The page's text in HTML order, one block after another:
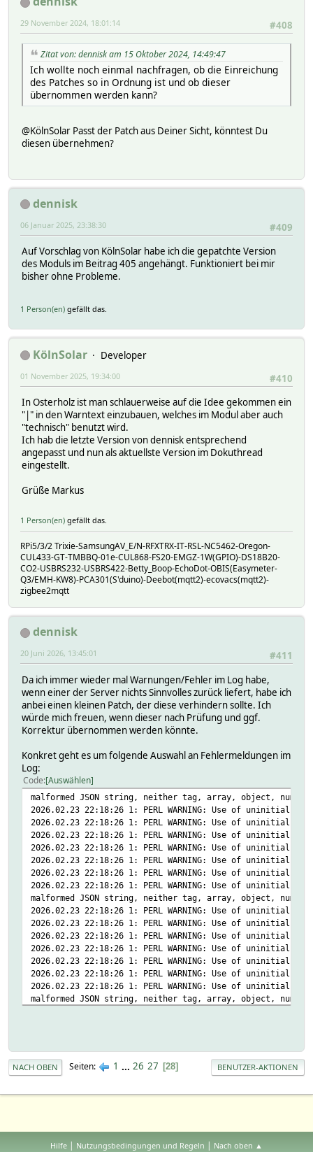
#408
29 November 2024, 18:01:14
Zitat von: dennisk am 15 Oktober 2024, 14:49:47
Ich wollte noch einmal nachfragen, ob die Einreichung
des Patches so in Ordnung ist und ob dieser
übernommen werden kann?
@KölnSolar Passt der Patch aus Deiner Sicht, könntest Du
diesen übernehmen?
dennisk
#409
06 Januar 2025, 23:38:30
Auf Vorschlag von KölnSolar habe ich die gepatchte Version
des Moduls im Beitrag 405 angehängt. Funktioniert bei mir
bisher ohne Probleme.
1 Person(en) gefällt das.
KölnSolar
Developer
#410
01 November 2025, 19:34:00
In Osterholz ist man schlauerweise auf die Idee gekommen ein
"|" in den Warntext einzubauen, welches im Modul aber auch
"technisch" benutzt wird.
Ich hab die letzte Version von dennisk entsprechend
angepasst und nun als aktuellste Version im Dokuthread
eingestellt.
Grüße Markus
1 Person(en) gefällt das.
RPi5/3/2 Trixie-SamsungAV_E/N-RFXTRX-IT-RSL-NC5462-Oregon-
CUL433-GT-TMBBQ-01e-CUL868-FS20-EMGZ-1W(GPIO)-DS18B20-
CO2-USBRS232-USBRS422-Betty_Boop-EchoDot-OBIS(Easymeter-
Q3/EMH-KW8)-PCA301(S'duino)-Deebot(mqtt2)-ecovacs(mqtt2)-
zigbee2mqtt
dennisk
#411
20 Juni 2026, 13:45:01
Da ich immer wieder mal Warnungen/Fehler im Log habe,
wenn einer der Server nichts Sinnvolles zurück liefert, habe ich
anbei einen kleinen Patch, der diese verhindern sollte. Ich
würde mich freuen, wenn dieser nach Prüfung und ggf.
Korrektur übernommen werden könnte.
Konkret geht es um folgende Auswahl an Fehlermeldungen im
Log:
Code Auswählen
malformed JSON string, neither tag, array, object,
2026.02.23 22:18:26 1: PERL WARNING: Use of
2026.02.23 22:18:26 1: PERL WARNING: Use of
2026.02.23 22:18:26 1: PERL WARNING: Use of
2026.02.23 22:18:26 1: PERL WARNING: Use of
2026.02.23 22:18:26 1: PERL WARNING: Use of
2026.02.23 22:18:26 1: PERL WARNING: Use of
2026.02.23 22:18:26 1: PERL WARNING: Use of
malformed JSON string, neither tag, array, object,
2026.02.23 22:18:26 1: PERL WARNING: Use of
2026.02.23 22:18:26 1: PERL WARNING: Use of
2026.02.23 22:18:26 1: PERL WARNING: Use of
2026.02.23 22:18:26 1: PERL WARNING: Use of
2026.02.23 22:18:26 1: PERL WARNING: Use of
2026.02.23 22:18:26 1: PERL WARNING: Use of
2026.02.23 22:18:26 1: PERL WARNING: Use of
malformed JSON string, neither tag, array, object,
NACH OBEN Seiten 1 ... 26 27 28 BENUTZER-AKTIONEN
Hilfe | Nutzungsbedingungen und Regeln | Nach oben ▲